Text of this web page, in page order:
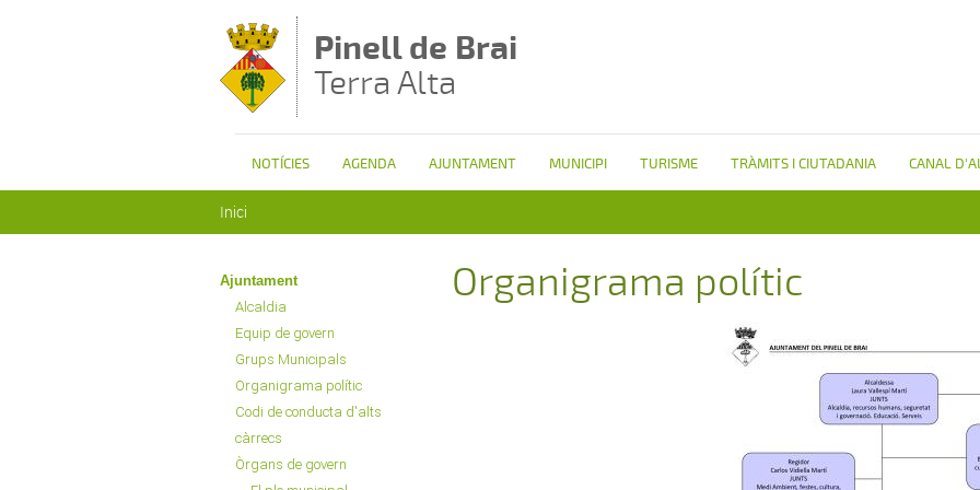
Pinell de Brai
Terra Alta
NOTÍCIES AGENDA AJUNTAMENT MUNICIPI TURISME TRÀMITS I CIUTADANIA CANAL
Inici
Ajuntament
Alcaldia
Equip de govern
Grups Municipals
Organigrama polític
Codi de conducta d'alts
càrrecs
Òrgans de govern
Organigrama polític